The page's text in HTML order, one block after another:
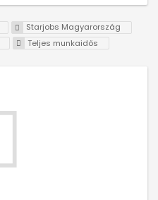
Starjobs Magyarország
Teljes munkaidős